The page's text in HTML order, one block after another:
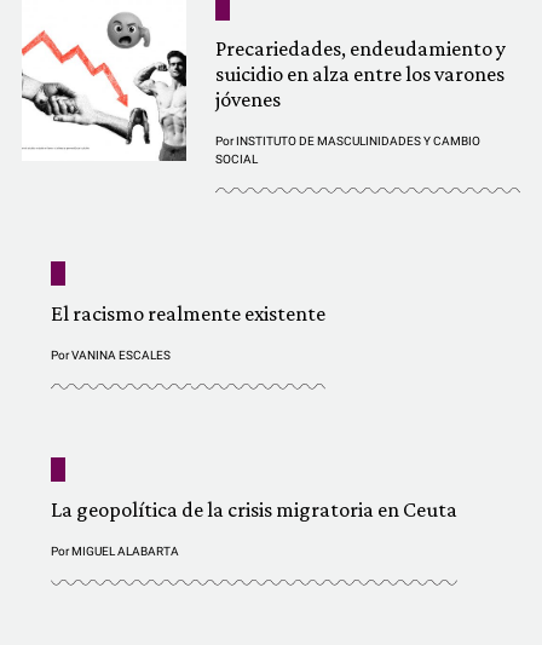
Precariedades, endeudamiento y
suicidio en alza entre los varones
jóvenes
Por INSTITUTO DE MASCULINIDADES Y CAMBIO
SOCIAL
El racismo realmente existente
PorVANINA ESCALES
La geopolítica de la crisis migratoria en Ceuta
PorMIGUEL ALABARTA